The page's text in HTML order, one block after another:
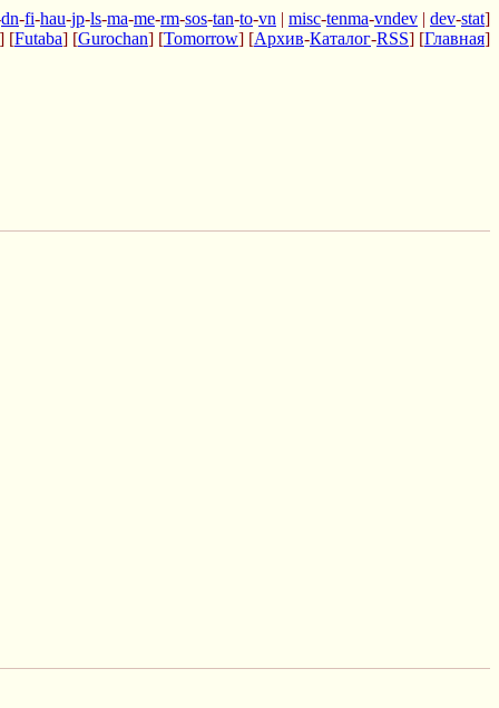
dn-fi-hau-jp-ls-ma-me-rm-sos-tan-to-vn | misc-tenma-vndev | dev-stat]
] [Futaba] [Gurochan] [Tomorrow] [Архив-Каталог-RSS] [Главная]